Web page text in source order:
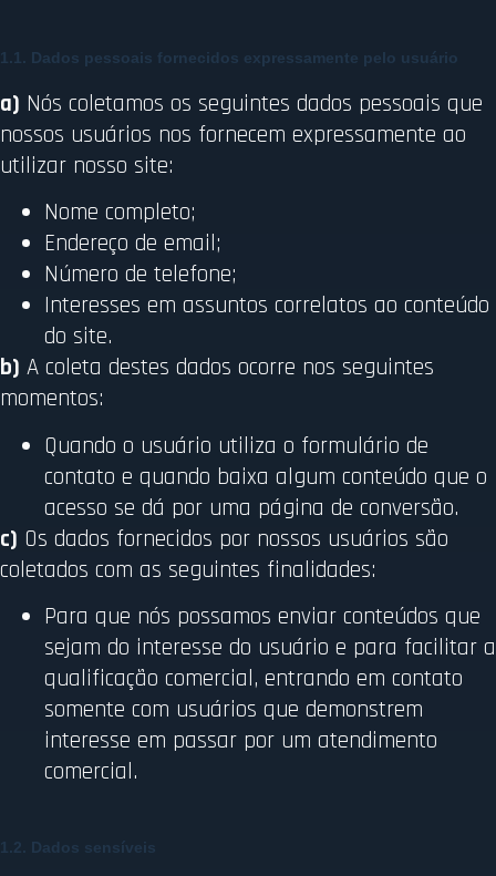
1.1. Dados pessoais fornecidos expressamente pelo usuário
a) Nós coletamos os seguintes dados pessoais que
nossos usuários nos fornecem expressamente ao
utilizar nosso site:
Nome completo;
Endereço de email;
Número de telefone;
Interesses em assuntos correlatos ao conteúdo
do site.
b) A coleta destes dados ocorre nos seguintes
momentos:
Quando o usuário utiliza o formulário de
contato e quando baixa algum conteúdo que o
acesso se dá por uma página de conversão.
c) Os dados fornecidos por nossos usuários são
coletados com as seguintes finalidades:
Para que nós possamos enviar conteúdos que
sejam do interesse do usuário e para facilitar a
qualificação comercial, entrando em contato
somente com usuários que demonstrem
interesse em passar por um atendimento
comercial.
1.2. Dados sensíveis